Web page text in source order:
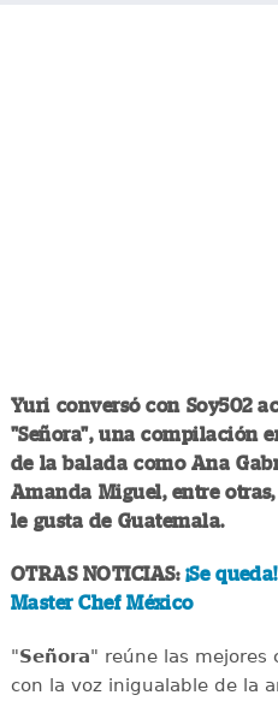
Yuri conversó con Soy502
"Señora", una compilación
de la balada como Ana
Amanda Miguel, entre
le gusta de Guatemala.
OTRAS NOTICIAS: ¡Se
Master Chef México
"Señora" reúne las mejores
con la voz inigualable de la